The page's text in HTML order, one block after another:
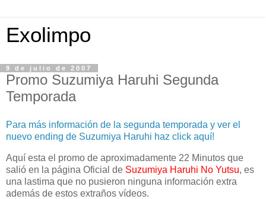
Exolimpo
9 de julio de 2007
Promo Suzumiya Haruhi Segunda
Temporada
Para más información de la segunda temporada y ver el
nuevo ending de Suzumiya Haruhi haz click aquí!
Aquí esta el promo de aproximadamente 22 Minutos que
salió en la página Oficial de Suzumiya Haruhi No Yutsu, es
una lastima que no pusieron ninguna información extra
además de estos extraños vídeos.